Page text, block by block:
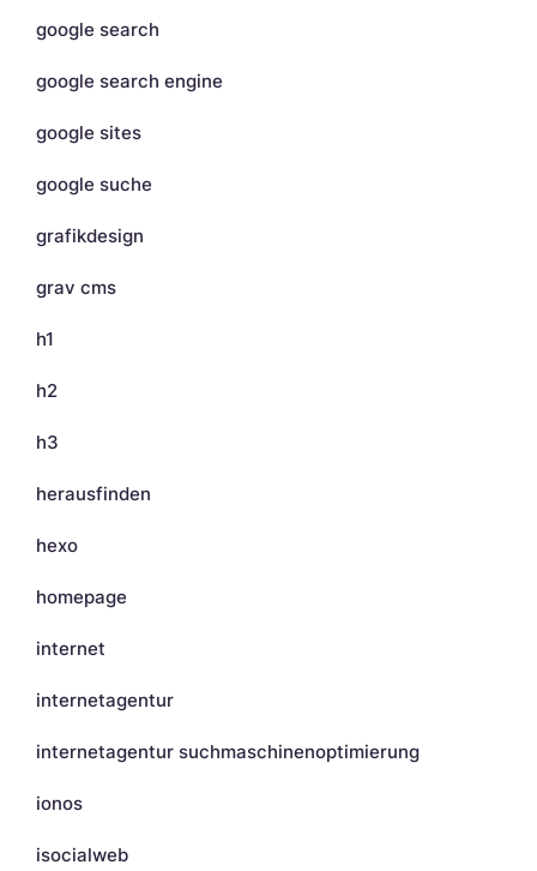
google search
google search engine
google sites
google suche
grafikdesign
grav cms
h1
h2
h3
herausfinden
hexo
homepage
internet
internetagentur
internetagentur suchmaschinenoptimierung
ionos
isocialweb